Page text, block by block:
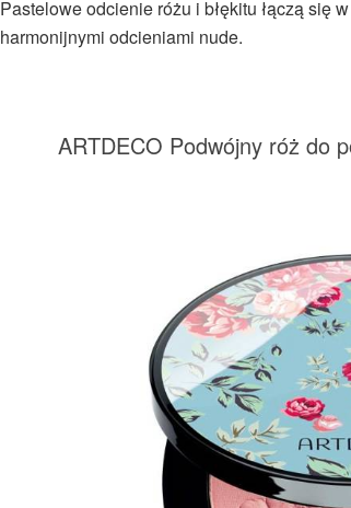
Pastelowe odcienie różu i błękitu łączą się
harmonijnymi odcieniami nude.
ARTDECO Podwójny róż do